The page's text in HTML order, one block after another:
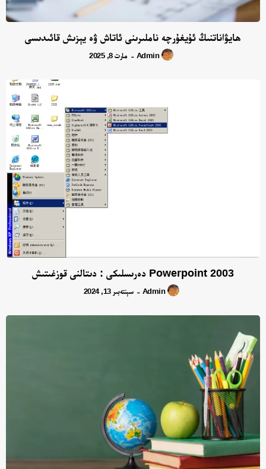
ھايۋاناتنىڭ ئۇيغۇرچە ناملىرىنى ئاتاش ۋە يېزىش قائىدىسى
Admin
- مارت 8, 2025
2003 Powerpoint دەرىسلىكى : دىتالنى قوزغىتىش
Admin
- سېنتەبىر 13, 2024